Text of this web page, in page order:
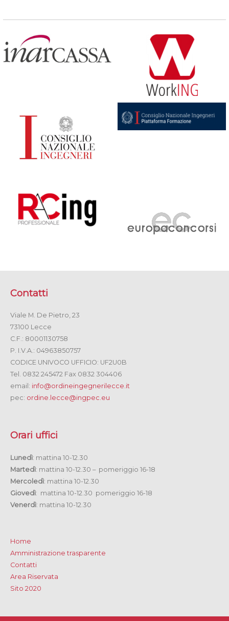
Contatti
Viale M. De Pietro, 23
73100 Lecce
C.F.: 80001130758
P. I.V.A.: 04963850757
CODICE UNIVOCO UFFICIO: UF2U0B
Tel. 0832 245472 Fax 0832 304406
email: info@ordineingegnerilecce.it
pec: ordine.lecce@ingpec.eu
Orari uffici
Lunedì: mattina 10-12.30
Martedì: mattina 10-12.30 – pomeriggio 16-18
Mercoledì: mattina 10-12.30
Giovedì: mattina 10-12.30 pomeriggio 16-18
Venerdì: mattina 10-12.30
Home
Amministrazione trasparente
Contatti
Area Riservata
Sito 2020